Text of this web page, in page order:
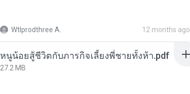
Wtlprodthree A. 12 months ago
หนูน้อยสู้ชีวิตกับภารกิจเลี้ยงพี่ชายทั้งห้า.pdf
27.2 MB